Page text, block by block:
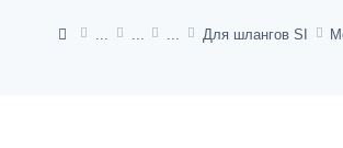
Для шлангов SI